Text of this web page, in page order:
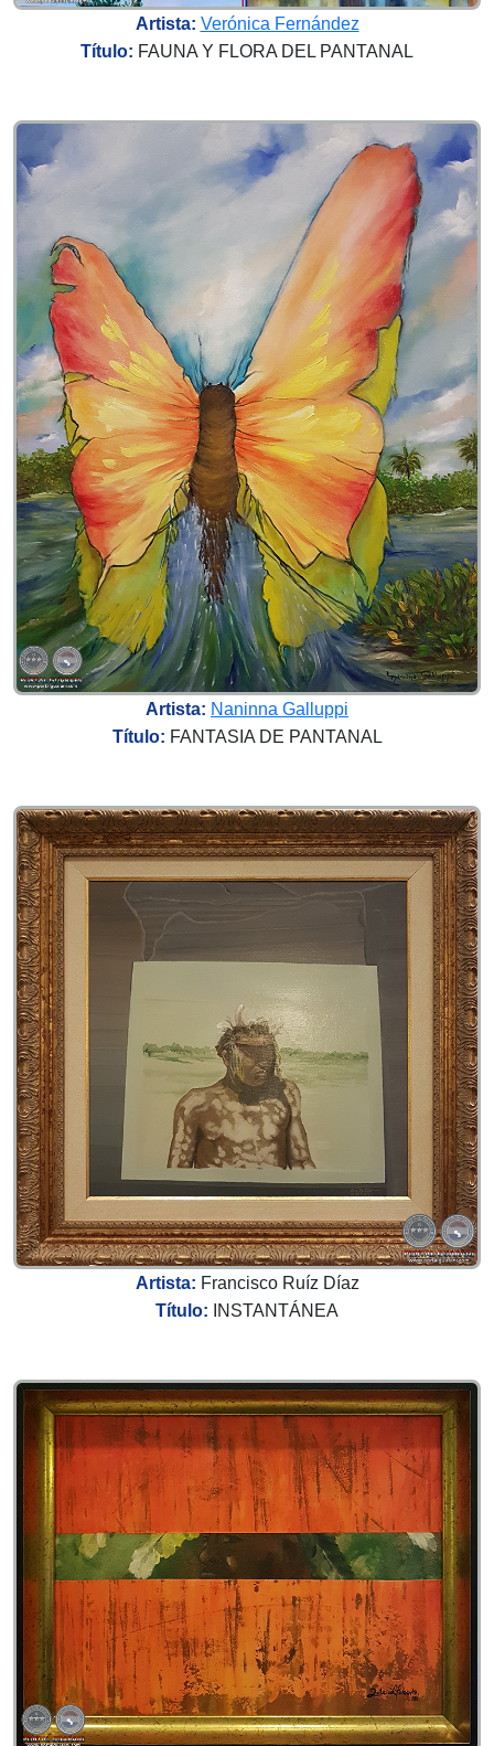
Artista: Verónica Fernández
Título: FAUNA Y FLORA DEL PANTANAL
Artista: Naninna Galluppi
Título: FANTASIA DE PANTANAL
Artista: Francisco Ruíz Díaz
Título:
INSTANTÁNEA